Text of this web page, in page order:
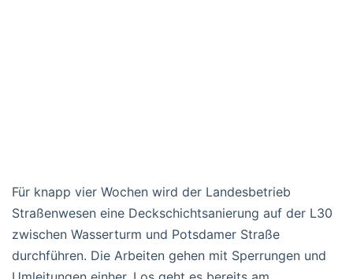
Für knapp vier Wochen wird der Landesbetrieb
Straßenwesen eine Deckschichtsanierung auf der L30
zwischen Wasserturm und Potsdamer Straße
durchführen. Die Arbeiten gehen mit Sperrungen und